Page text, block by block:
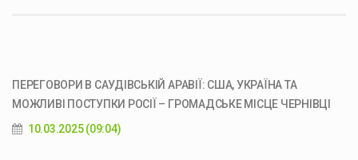
ПЕРЕГОВОРИ В САУДІВСЬКІЙ АРАВІЇ: США, УКРАЇНА ТА
МОЖЛИВІ ПОСТУПКИ РОСІЇ – ГРОМАДСЬКЕ МІСЦЕ ЧЕРНІВЦІ
10.03.2025 (09:04)